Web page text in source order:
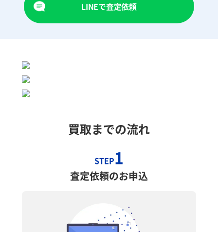
LINEで査定依頼
買取までの流れ
STEP1
査定依頼のお申込